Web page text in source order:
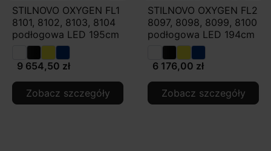
STILNOVO OXYGEN FL1
8101, 8102, 8103, 8104
podłogowa LED 195cm
9 654,50 zł
Zobacz szczegóły
STILNOVO OXYGEN FL2
8097, 8098, 8099, 8100
podłogowa LED 194cm
6 176,00 zł
Zobacz szczegóły